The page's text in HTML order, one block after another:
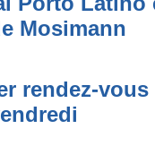
Mosimann
rendez-